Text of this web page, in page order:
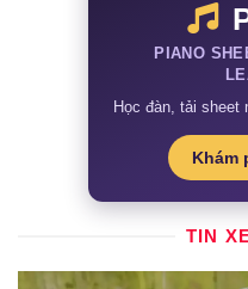
PIANO
Học đàn, tải sheet
Khám
TIN